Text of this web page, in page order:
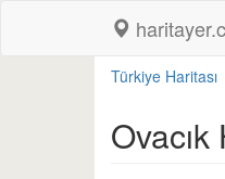
Türkiye Haritası
Ovacık